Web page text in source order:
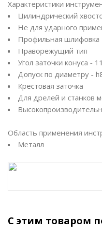
Характеристики
Цилиндрический
Не для ударного
Профильная шлифовка
Праворежущий тип
Угол заточки конуса -
Допуск по диаметру -
Крестовая заточка
Для дрелей и станков
Область применения
Металл
С этим товаром